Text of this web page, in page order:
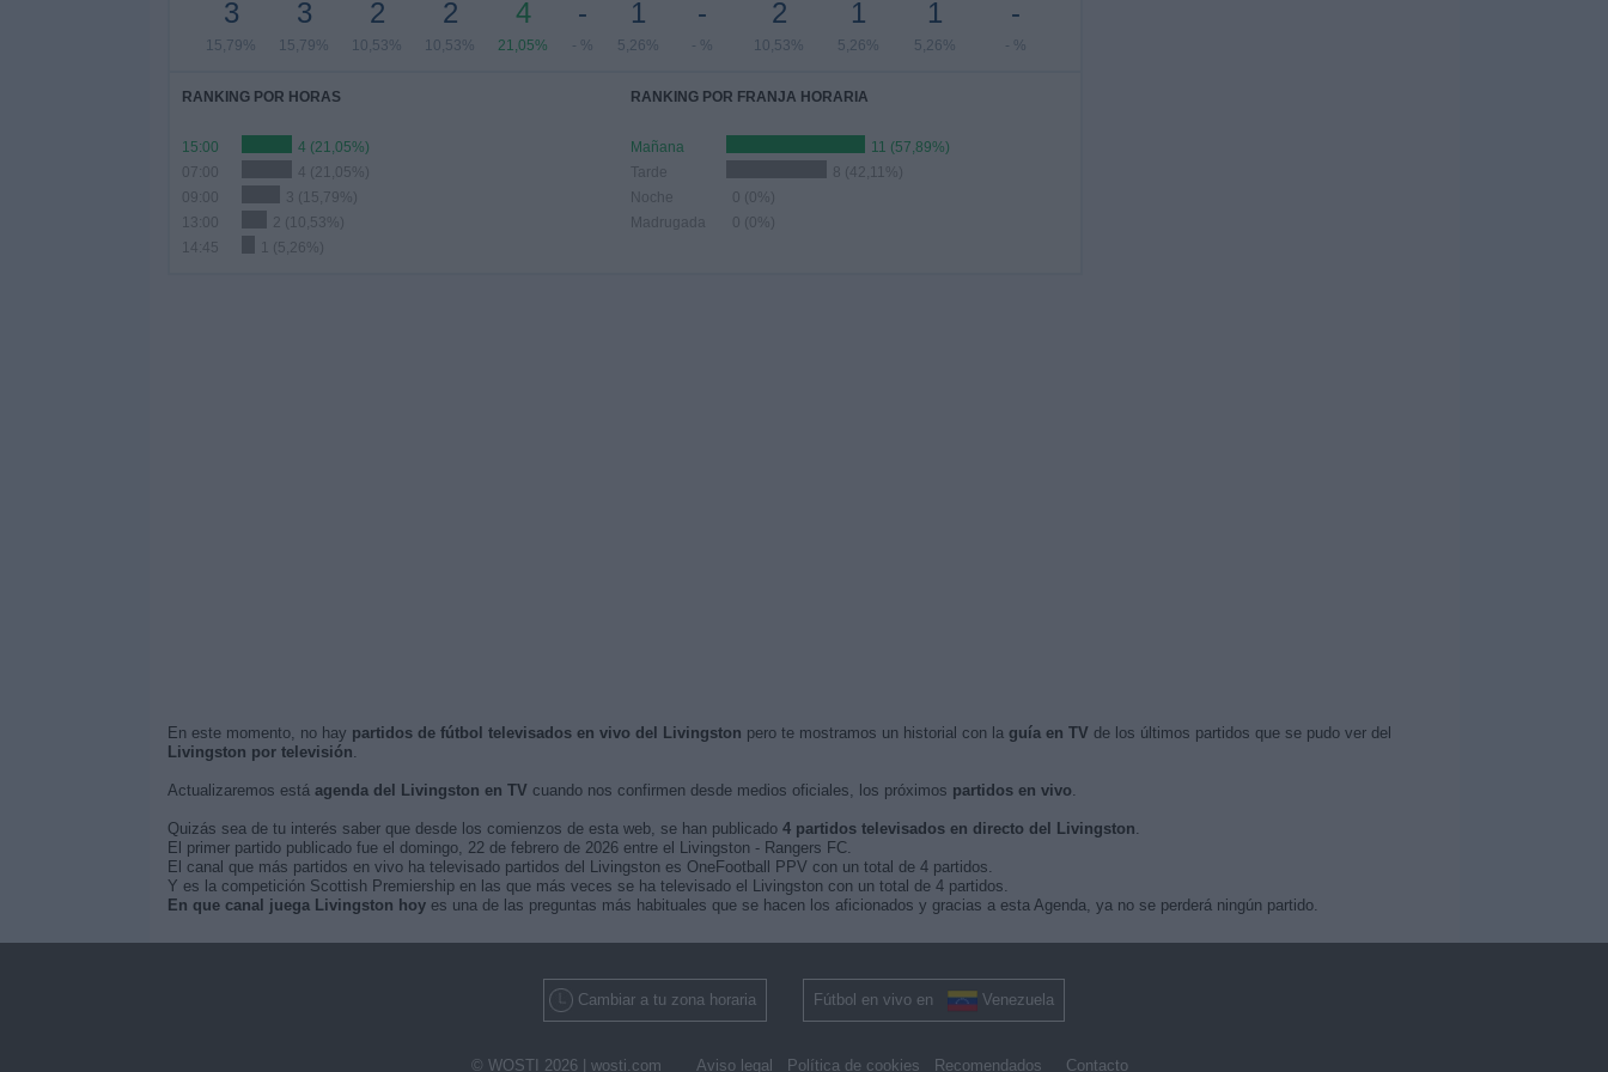
3
15,79%
3
15,79%
2
10,53%
2
10,53%
4
21,05%
-
- %
1
5,26%
-
- %
2
10,53%
1
5,26%
1
5,26%
-
- %
RANKING POR HORAS
15:00
4 (21,05%)
07:00
4 (21,05%)
09:00
3 (15,79%)
13:00
2 (10,53%)
14:45
1 (5,26%)
RANKING POR FRANJA HORARIA
Mañana
11 (57,89%)
Tarde
8 (42,11%)
Noche
0 (0%)
Madrugada
0 (0%)
En este momento, no hay partidos de fútbol televisados en vivo del Livingston pero te mostramos un historial con la guía en TV de los últimos partidos que se pudo ver del
Livingston por televisión.
Actualizaremos está agenda del Livingston en TV cuando nos confirmen desde medios oficiales, los próximos partidos en vivo.
Quizás sea de tu interés saber que desde los comienzos de esta web, se han publicado 4 partidos televisados en directo del Livingston.
El primer partido publicado fue el domingo, 22 de febrero de 2026 entre el Livingston - Rangers FC.
El canal que más partidos en vivo ha televisado partidos del Livingston es OneFootball PPV con un total de 4 partidos.
Y es la competición Scottish Premiership en las que más veces se ha televisado el Livingston con un total de 4 partidos.
En que canal juega Livingston hoyes una de las preguntas más habituales que se hacen los aficionados y gracias a esta Agenda, ya no se perderá ningún partido.
Cambiar a tu zona horaria Fútbol en vivo en Venezuela
© WOSTI 2026 | wosti.com Aviso legal Política de cookies Recomendados Contacto